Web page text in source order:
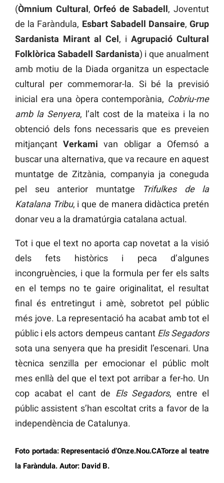
(Òmnium Cultural,Orfeó de Sabadell, Joventut
de la Faràndula, Esbart Sabadell Dansaire,Grup
Sardanista Mirant al Cel, i Agrupació Cultural
Folklòrica Sabadell Sardanista) i que anualment
amb motiu de la Diada organitza un espectacle
cultural per commemorar-la. Si bé la previsió
inicial era una òpera contemporània, Cobriu-me
amb la Senyera, l’alt cost de la mateixa i la no
obtenció dels fons necessaris que es preveien
mitjançantVerkami van obligar a Ofemsó a
buscar una alternativa, que va recaure en aquest
muntatge de Zitzània, companyia ja coneguda
pel seu anterior muntatge
Trifulkes de la
Katalana Tribu, i que de manera didàctica pretén
donar veu a la dramatúrgia catalana actual.
Tot i que el text no aporta cap novetat a la visió
dels fets històrics i peca d’algunes
incongruències, i que la formula per fer els salts
en el temps no te gaire originalitat, el resultat
final és entretingut i amè, sobretot pel públic
més jove. La representació ha acabat amb tot el
públic i els actors dempeus cantant Els Segadors
sota una senyera que ha presidit l’escenari. Una
tècnica senzilla per emocionar el públic molt
mes enllà del que el text pot arribar a fer-ho. Un
cop acabat el cant de Els Segadors, entre el
públic assistent s’han escoltat crits a favor de la
independència de Catalunya.
Foto portada: Representació d’Onze.Nou.CATorze al teatre
la Faràndula. Autor: David B.